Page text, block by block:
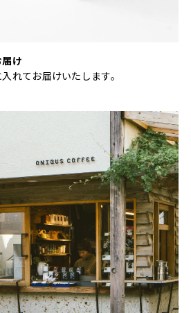
け
れてお届けいたします。